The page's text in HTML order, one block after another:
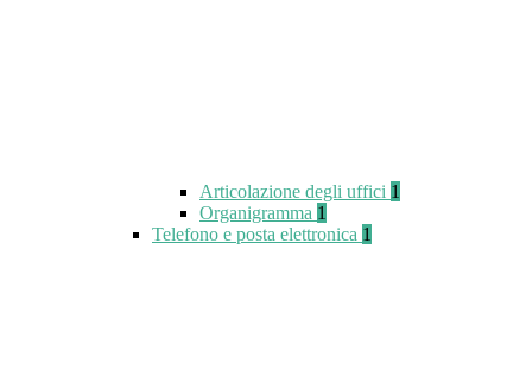
Articolazione degli uffici 1
Organigramma 1
Telefono e posta elettronica 1